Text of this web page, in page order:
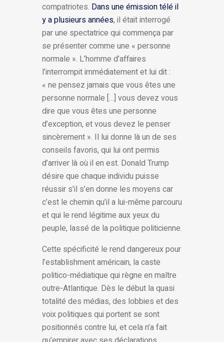
compatriotes. Dans une émission télé il
y a plusieurs années, il était interrogé
par une spectatrice qui commença par
se présenter comme une « personne
normale ». L’homme d’affaires
l’interrompit immédiatement et lui dit :
« ne pensez jamais que vous êtes une
personne normale […] vous devez vous
dire que vous êtes une personne
d’exception, et vous devez le penser
sincèrement ». Il lui donne là un de ses
conseils favoris, qui lui ont permis
d’arriver là où il en est. Donald Trump
désire que chaque individu puisse
réussir s’il s’en donne les moyens car
c’est le chemin qu’il a lui-même parcouru
et qui le rend légitime aux yeux du
peuple, lassé de la politique politicienne.
Cette spécificité le rend dangereux pour
l’establishment américain, la caste
politico-médiatique qui règne en maître
outre-Atlantique. Dès le début la quasi
totalité des médias, des lobbies et des
voix politiques qui portent se sont
positionnés contre lui, et cela n’a fait